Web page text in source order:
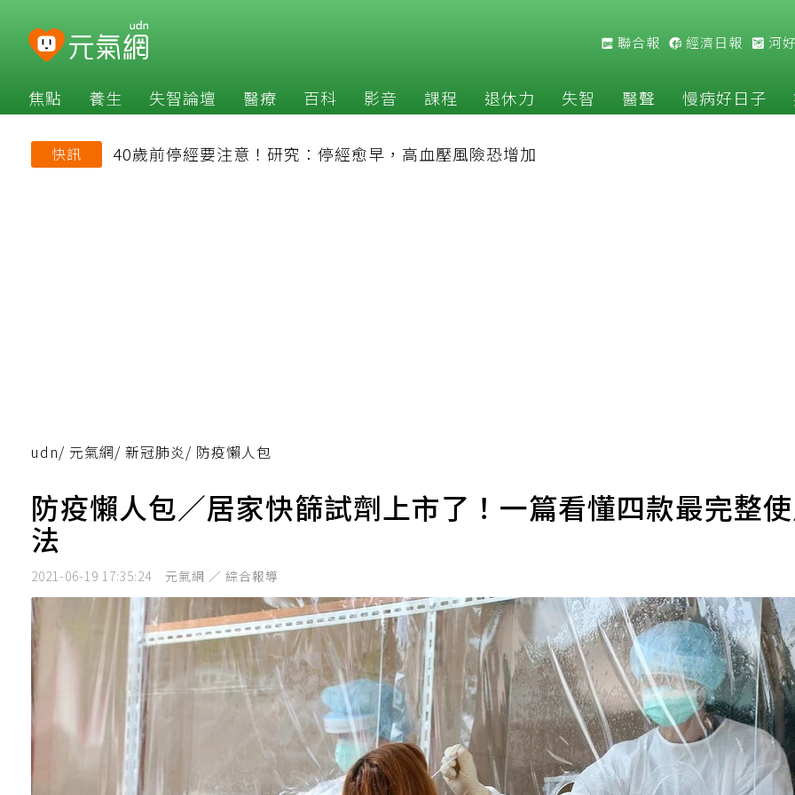
聯合報 經濟日報 河
焦點 養生 失智論壇 醫療 百科 影音 課程 退休力 失智 醫聲 慢病好日子
快訊 40歲前停經要注意！研究：停經愈早，高血壓風險恐增加
udn/ 元氣網/ 新冠肺炎/ 防疫懶人包
防疫懶人包／居家快篩試劑上市了！一篇看懂四款最完整
法
2021-06-19 17:35:24 元氣網 ／ 綜合報導